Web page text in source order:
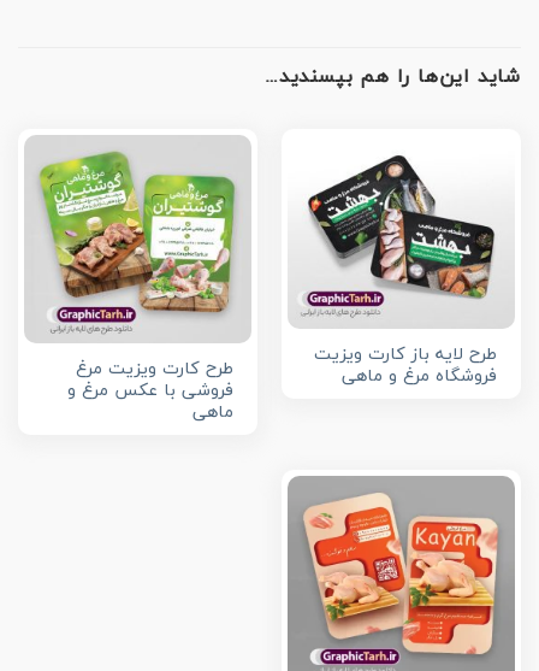
شاید این‌ها را هم بپسندید…
طرح لایه باز کارت ویزیت
فروشگاه مرغ و ماهی
طرح کارت ویزیت مرغ
فروشی با عکس مرغ و
ماهی